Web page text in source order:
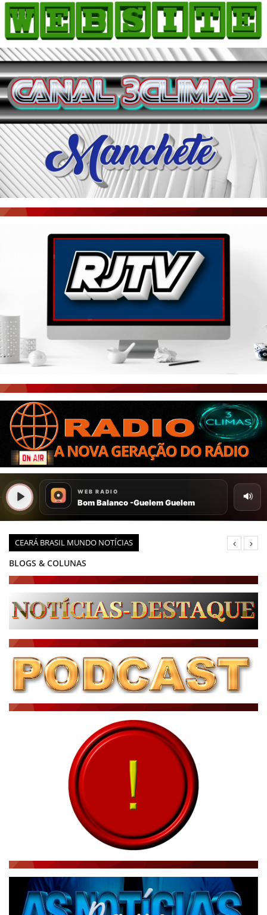
CEARÁ BRASIL MUNDO NOTÍCIAS
BLOGS & COLUNAS
PODCAST - PONTO DE VISTA
BRASIL DE FATO - ÚLTIMAS NOTÍCIAS
ÚLTIMAS NOTÍCIAS
NOTÍCIAS TAMBÉM NA TELA
BRASIL MUNDO AO VIVO
JORNAL DO BRASIL
NOTÍCIAS AO MINUTO
ACONTECEU...VIROU MANCHETE!
HOME
COMO ANUNCIAR
JORNAIS DO BRASIL
PODCAST/NOTÍCIAS
AS NOTÍCIAS DO DIA
ACONTECEU...VIROU MANCHETE!
BLOGS & COLUNAS
AGÊNCIA DE NOTÍCIAS
CNN BRASIL
PORTAL CEARÁ
ÚLTIMAS POSTAGENS
BOAS NOTÍCIAS...VIRAM MANCHETE!
CEARÁ BRASIL NOTÍCIAS
CEARÁ BRASIL MUNDO 1
BRASIL DE FATO
NOTÍCIAS GERAIS
CONECTE-SE
REGISTO